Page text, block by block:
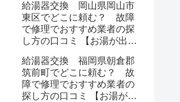
給湯器交換 岡山県岡山市
東区でどこに頼む？ 故障
で修理でおすすめ業者の探
し方の口コミ 【お湯が出な
給湯器交換 福岡県朝倉郡
筑前町でどこに頼む？ 故
障で修理でおすすめ業者の
探し方の口コミ 【お湯が出